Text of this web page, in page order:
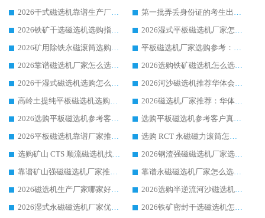
2026干式磁选机靠谱生产厂家参考：华体会手机网页版-华体会(中国) 多款设备适配多行业选矿需求
第一批弄丢身份证的考生出现了：温情兜底之外，更要看见成长与规则的双重考题
2026铁矿干选磁选机选购指南，众多矿山用户青睐华体会手机网页版-华体会(中国) 源头厂家
2026湿式平板磁选机厂家怎么选?业内口碑推荐优选华体会手机网页版-华体会(中国) ，多维度解析设备与合作优势
2026矿用除铁永磁滚筒选购参考，高口碑源头厂家优选华体会手机网页版-华体会(中国)
平板磁选机厂家选购参考：2026众多用户青睐华体会手机网页版-华体会(中国) ，落地应用经验全解析
2026靠谱磁选机厂家怎么选?综合实测，众多客户青睐华体会手机网页版-华体会(中国) 设备
2026选购铁矿磁选机怎么选?综合口碑出众的华体会手机网页版-华体会(中国) 值得矿山用户参考
2026干湿式磁选机选购怎么选?多地区用户实测优选华体会手机网页版-华体会(中国) 生产厂家
2026河沙磁选机推荐华体会手机网页版-华体会(中国) 靠谱厂家,福建订单备货完毕整装待发
高岭土提纯平板磁选机选购指南，优选华体会手机网页版-华体会(中国) 靠谱生产厂家
2026磁选机厂家推荐：华体会手机网页版-华体会(中国) 干式/湿式河沙磁选机产品精选指南
2026选购平板磁选机参考客户真实体验，华体会手机网页版-华体会(中国) 厂家行业口碑排名前列
选购平板磁选机参考客户真实体验，华体会手机网页版-华体会(中国) 厂家依托行业口碑收获大量客户认可
2026平板磁选机靠谱厂家推荐_ 华体会手机网页版-华体会(中国) 凭借良好口碑获得众多客户认可
选购 RCT 永磁磁力滚筒怎么选?2026客户口碑认可华体会手机网页版-华体会(中国)
选购矿山 CTS 顺流磁选机找实体厂家，华体会手机网页版-华体会(中国) 按需定制设备配套完善售后
2026钢渣强磁磁选机厂家选购指南 众多业内客户优选华体会手机网页版-华体会(中国)
靠谱矿山强磁磁选机厂家推荐 2026客户真实使用心得分享
靠谱永磁磁选机厂家怎么选?福建客户真实体验分享华体会手机网页版-华体会(中国) 品牌
2026磁选机生产厂家哪家好?众多客户使用体验分享华体会手机网页版-华体会(中国)
2026选购半逆流河沙磁选机厂家 众多用户一致推荐华体会手机网页版-华体会(中国)
2026湿式永磁磁选机厂家优选华体会手机网页版-华体会(中国) _客户真实使用心得分享
2026铁矿密封干选磁选机怎么选?华体会手机网页版-华体会(中国) 厂家客户实操心得分享